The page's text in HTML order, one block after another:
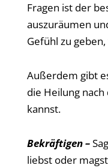
Fragen ist der
auszuräumen
Gefühl zu
Außerdem gibt
die Heilung
kannst.
Bekräftigen –
liebst oder